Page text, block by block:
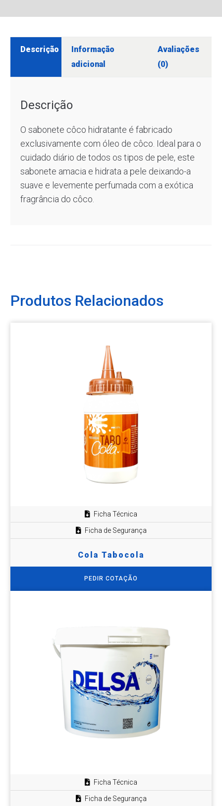
Descrição
Informação
adicional
Avaliações
(0)
Descrição
O sabonete côco hidratante é fabricado
exclusivamente com óleo de côco. Ideal para o
cuidado diário de todos os tipos de pele, este
sabonete amacia e hidrata a pele deixando-a
suave e levemente perfumada com a exótica
fragrância do côco.
Produtos Relacionados
Ficha Técnica
Ficha de Segurança
Cola Tabocola
PEDIR COTAÇÃO
Ficha Técnica
Ficha de Segurança